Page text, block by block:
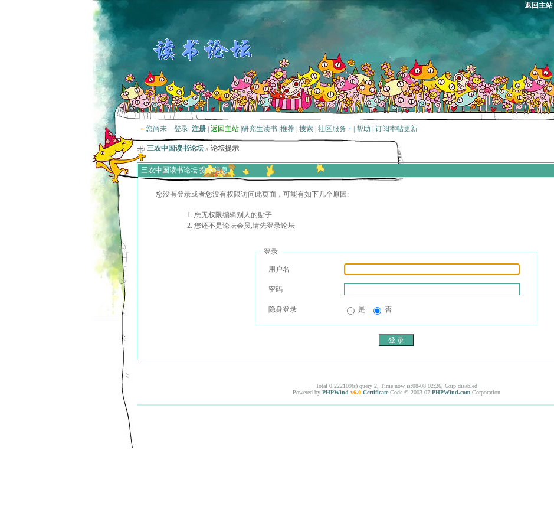
返回主站|
» 您尚未 登录 注册 返回主站 研究生读书 推荐 搜索 社区服务 帮助 订阅本帖更新
三农中国读书论坛 » 论坛提示
三农中国读书论坛 提示信息
您没有登录或者您没有权限访问此页面，可能有如下几个原因:
您无权限编辑别人的贴子
您还不是论坛会员,请先登录论坛
登录
用户名
密码
隐身登录 是 否
Total 0.222109(s) query 2, Time now is:08-08 02:26, Gzip disabled
Powered by PHPWind v6.0 Certificate Code © 2003-07 PHPWind.com Corporation